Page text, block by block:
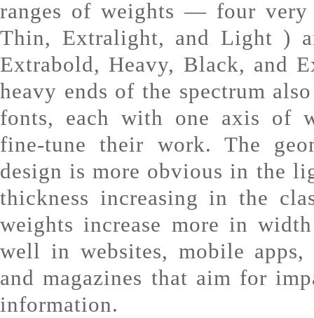
ranges of weights — four
Thin, Extralight, and Light )
Extrabold, Heavy, Black, and
heavy ends of the spectrum
fonts, each with one axis of
fine-tune their work. The
design is more obvious in the
thickness increasing in the
weights increase more in
well in websites, mobile apps,
and magazines that aim for
information.